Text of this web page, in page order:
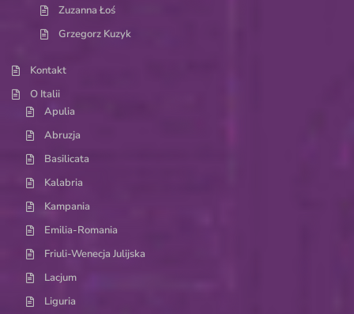
Zuzanna Łoś
Grzegorz Kuzyk
Kontakt
O Italii
Apulia
Abruzja
Basilicata
Kalabria
Kampania
Emilia-Romania
Friuli-Wenecja Julijska
Lacjum
Liguria